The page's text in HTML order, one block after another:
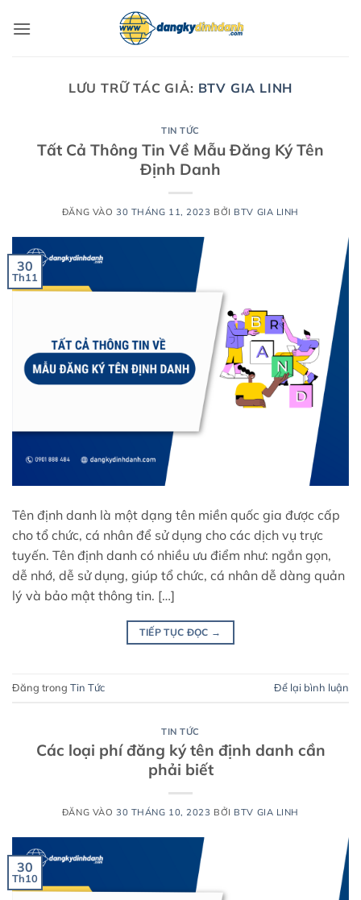
qua
LƯU TRỮ TÁC GIẢ: BTV GIA LINH
TIN TỨC
Tất Cả Thông Tin Về Mẫu Đăng Ký Tên
Định Danh
ĐĂNG VÀO 30 THÁNG 11, 2023 BỞI BTV GIA LINH
30
Th11
Tên định danh là một dạng tên miền quốc gia được cấp
cho tổ chức, cá nhân để sử dụng cho các dịch vụ trực
tuyến. Tên định danh có nhiều ưu điểm như: ngắn gọn,
dễ nhớ, dễ sử dụng, giúp tổ chức, cá nhân dễ dàng quản
lý và bảo mật thông tin. […]
TIẾP TỤC ĐỌC →
Đăng trong Tin Tức Để lại bình luận
TIN TỨC
Các loại phí đăng ký tên định danh cần
phải biết
ĐĂNG VÀO 30 THÁNG 10, 2023 BỞI BTV GIA LINH
30
Th10